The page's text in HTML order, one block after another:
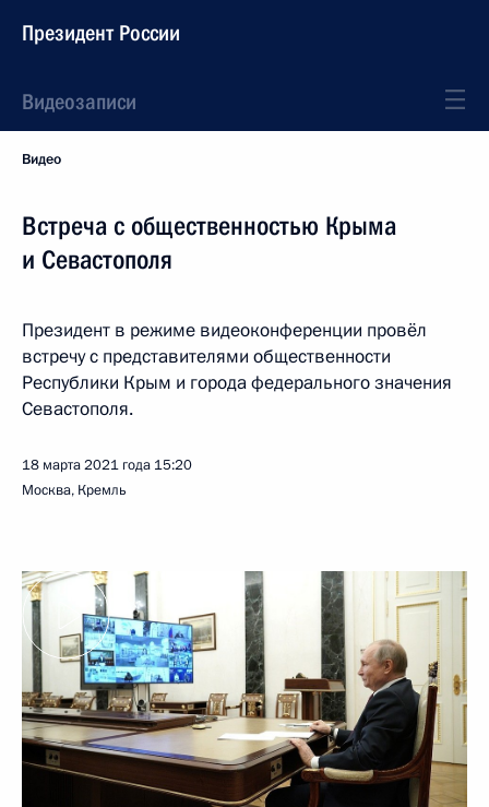
Президент России
Видеозаписи
Видео
Встреча с общественностью Крыма
и Севастополя
Президент в режиме видеоконференции провёл
встречу с представителями общественности
Республики Крым и города федерального значения
Севастополя.
18 марта 2021 года 15:20
Москва, Кремль